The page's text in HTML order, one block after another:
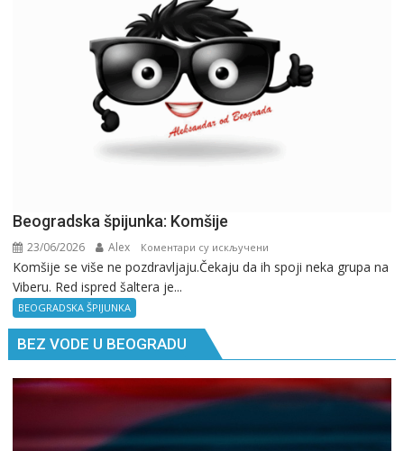
Beogradska špijunka: Komšije
23/06/2026 Alex Коментари су искључени
Beogradska
Komšije se više ne pozdravljaju.Čekaju da ih spoji neka grupa na
Viberu. Red ispred šaltera je...
BEOGRADSKA ŠPIJUNKA
BEZ VODE U BEOGRADU